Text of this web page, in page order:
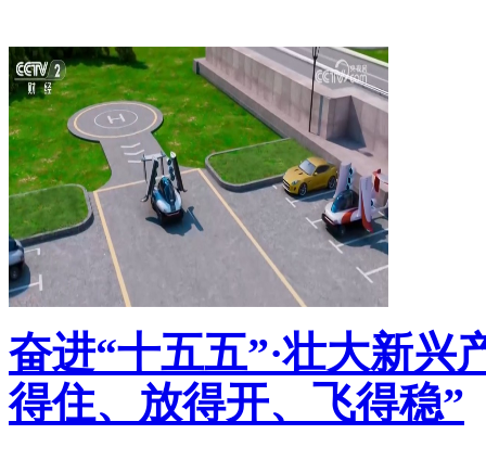
奋进“十五五”·壮大新兴
得住、放得开、飞得稳”